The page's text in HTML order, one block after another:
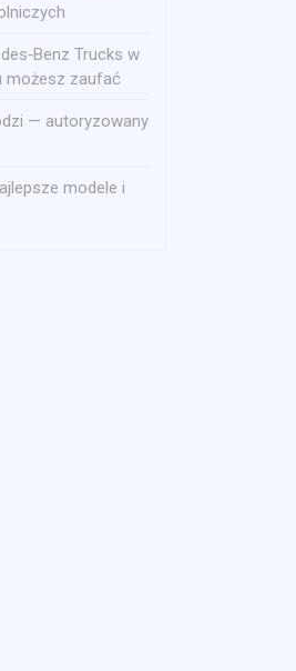
Trucks w
możesz zaufać
— autoryzowany
modele i